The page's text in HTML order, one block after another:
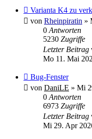
Neuer
Beitrag
Varianta K4 zu
von Rheinpiratin »
0 Antworten
5230 Zugriffe
Letzter Beitrag
Mo 11. Mai
Neuer
Beitrag
Bug-Fenster
von DaniLE » Mi
0 Antworten
6973 Zugriffe
Letzter Beitrag
Mi 29. Apr